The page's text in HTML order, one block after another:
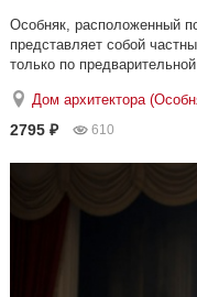
Особняк, расположенный
представляет собой
только по предварительной
Дом архитектора
2795 ₽ 610